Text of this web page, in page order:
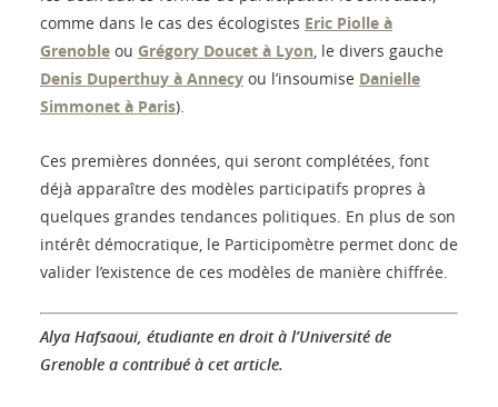
comme dans le cas des écologistes Eric Piolle à
Grenoble ou Grégory Doucet à Lyon, le divers gauche
Denis Duperthuy à Annecy ou l’insoumise Danielle
Simmonet à Paris).
Ces premières données, qui seront complétées, font
déjà apparaître des modèles participatifs propres à
quelques grandes tendances politiques. En plus de son
intérêt démocratique, le Participomètre permet donc de
valider l’existence de ces modèles de manière chiffrée.
Alya Hafsaoui, étudiante en droit à l’Université de
Grenoble a contribué à cet article.